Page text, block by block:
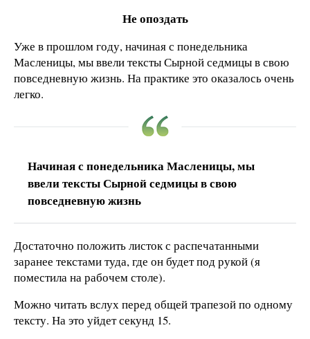
Не опоздать
Уже в прошлом году, начиная с понедельника
Масленицы, мы ввели тексты Сырной седмицы в свою
повседневную жизнь. На практике это оказалось очень
легко.
Начиная с понедельника Масленицы, мы
ввели тексты Сырной седмицы в свою
повседневную жизнь
Достаточно положить листок с распечатанными
заранее текстами туда, где он будет под рукой (я
поместила на рабочем столе).
Можно читать вслух перед общей трапезой по одному
тексту. На это уйдет секунд 15.